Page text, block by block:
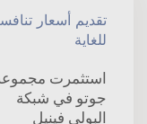
تقديم أسعار
للغاية
استثمرت
جوتو في شبكة
البولي فينيل